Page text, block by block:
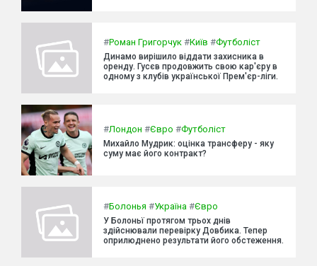
#Роман Григорчук #Київ #Футболіст
Динамо вирішило віддати захисника в
оренду. Гусєв продовжить свою кар'єру в
одному з клубів української Прем'єр-ліги.
#Лондон #Євро #Футболіст
Михайло Мудрик: оцінка трансферу - яку
суму має його контракт?
#Болонья #Україна #Євро
У Болоньї протягом трьох днів
здійснювали перевірку Довбика. Тепер
оприлюднено результати його обстеження.